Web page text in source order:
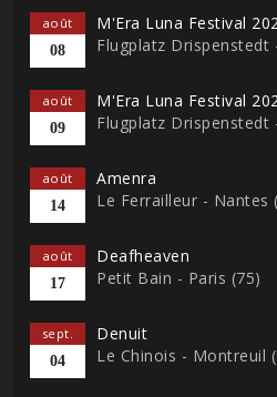
août
08
M'Era Luna Festival
Flugplatz Drispenstedt
août
09
M'Era Luna Festival
Flugplatz Drispenstedt
août
14
Amenra
Le Ferrailleur - Nantes
août
17
Deafheaven
Petit Bain - Paris (75)
sept.
04
Denuit
Le Chinois - Montreuil